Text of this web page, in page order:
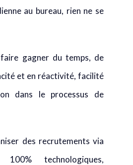
au bureau, rien ne se
faire gagner du temps, de
et en réactivité, facilité
dans le processus de
des recrutements via
technologiques,